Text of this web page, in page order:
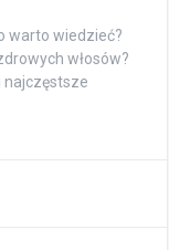
warto wiedzieć?
włosów?
najczęstsze